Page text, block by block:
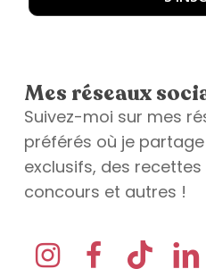
Mes réseaux
Suivez-moi sur mes
préférés où je
exclusifs, des
concours et autres !